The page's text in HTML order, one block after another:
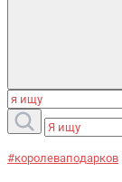
#королеваподарков